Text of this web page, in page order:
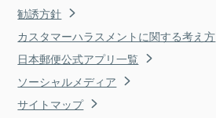
勧誘方針
カスタマーハラスメントに関する考え方
日本郵便公式アプリ一覧
ソーシャルメディア
サイトマップ